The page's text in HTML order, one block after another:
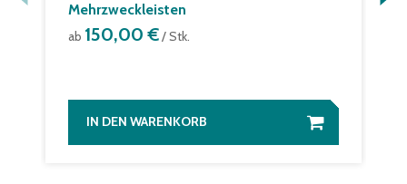
Mehrzweckleisten
ab 150,00 €/ Stk.
IN DEN WARENKORB